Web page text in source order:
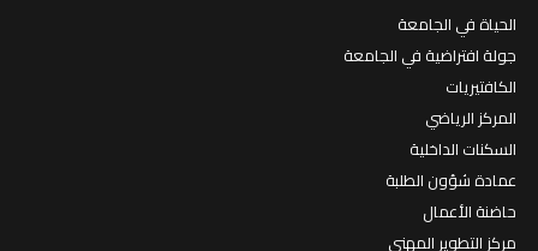
الحياة في الجامعة
جولة افتراضية في الجامعة
الكافتيريات
المركز الرياضي
السكنات الداخلية
عمادة شؤون الطلبة
حاضنة الأعمال
مركز التطوير المهني